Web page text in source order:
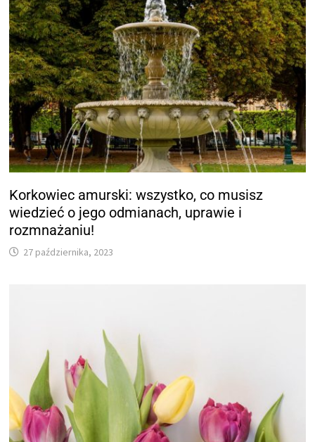
Korkowiec amurski: wszystko, co musisz
wiedzieć o jego odmianach, uprawie i
rozmnażaniu!
27 października, 2023